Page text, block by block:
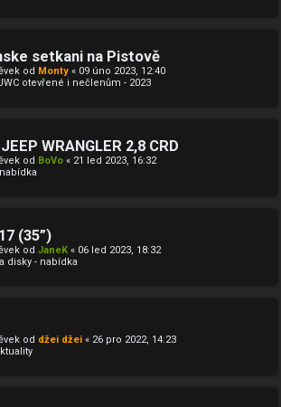
setkani na Pistově
od Monty « 09 úno 2023, 12:40
otevřené i nečlenům - 2023
WRANGLER 2,8 CRD
od BoVo « 21 led 2023, 16:32
(35”)
od JaneK « 06 led 2023, 18:32
disky - nabídka
od džei džei « 26 pro 2022, 14:23